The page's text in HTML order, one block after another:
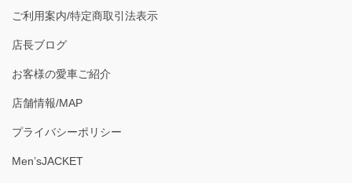
ご利用案内/特定商取引法表示
店長ブログ
お客様の愛車ご紹介
店舗情報/MAP
プライバシーポリシー
Men’sJACKET